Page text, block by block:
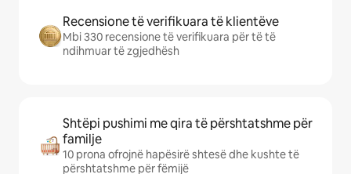
Recensione të verifikuara të klientëve
Mbi 330 recensione të verifikuara për të të
ndihmuar të zgjedhësh
Shtëpi pushimi me qira të përshtatshme për
familje
10 prona ofrojnë hapësirë shtesë dhe kushte të
përshtatshme për fëmijë